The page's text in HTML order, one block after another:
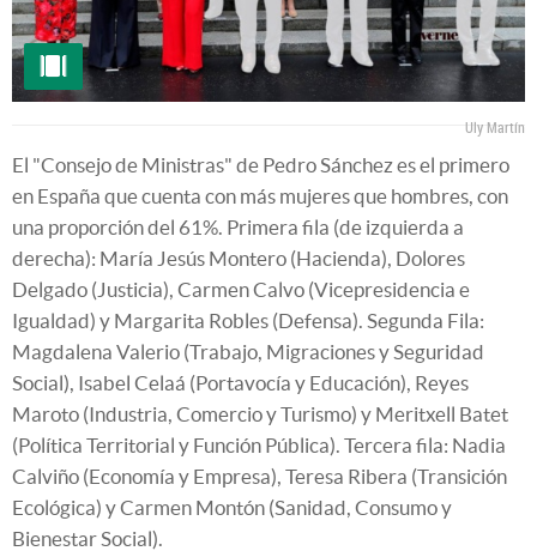
Uly Martín
El "Consejo de Ministras" de Pedro Sánchez es el primero
en España que cuenta con más mujeres que hombres, con
una proporción del 61%. Primera fila (de izquierda a
derecha): María Jesús Montero (Hacienda), Dolores
Delgado (Justicia), Carmen Calvo (Vicepresidencia e
Igualdad) y Margarita Robles (Defensa). Segunda Fila:
Magdalena Valerio (Trabajo, Migraciones y Seguridad
Social), Isabel Celaá (Portavocía y Educación), Reyes
Maroto (Industria, Comercio y Turismo) y Meritxell Batet
(Política Territorial y Función Pública). Tercera fila: Nadia
Calviño (Economía y Empresa), Teresa Ribera (Transición
Ecológica) y Carmen Montón (Sanidad, Consumo y
Bienestar Social).